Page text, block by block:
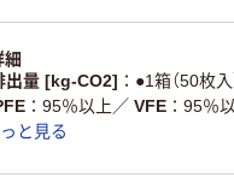
仕組
ある
の環境配慮ポイントです。
加点項目
細
出量 [kg-CO2]
●1箱（50枚
95％以上 ／ VFE 95％
と見る